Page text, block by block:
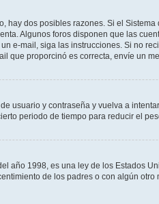
hay dos posibles razones. Si el
Algunos foros disponen que las
e-mail, siga las instrucciones. Si no
que proporcinó es correcta, envíe un
usuario y contraseña y vuelva a
periodo de tiempo para reducir el
año 1998, es una ley de los Estados
de los padres o con algún